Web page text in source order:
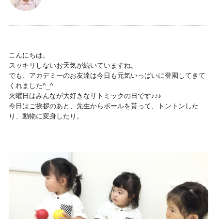
こんにちは。
スッキリしないお天気が続いていますね。
でも、アカデミーのお友達は今日も元気いっぱいに登園してきて
くれました^_^
火曜日はみんなが大好きなリトミックの日です♪♪♪
今日はご挨拶のあと、先生からボールを貰って、トントンした
り、動物に変身したり。